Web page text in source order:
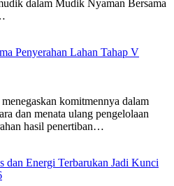
dalam Mudik Nyaman Bersama
Penyerahan Lahan Tahap V
komitmennya dalam
dan menata ulang pengelolaan
hasil penertiban…
dan Energi Terbarukan Jadi Kunci